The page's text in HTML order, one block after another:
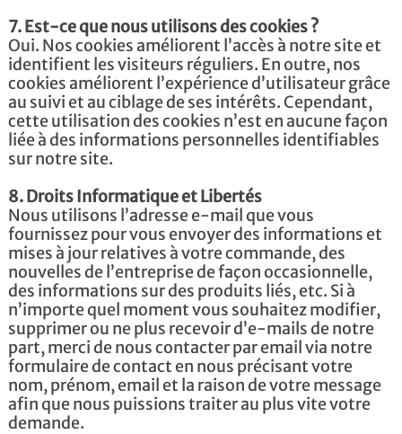
7. Est-ce que nous utilisons des cookies ?
Oui. Nos cookies améliorent l’accès à notre site et
identifient les visiteurs réguliers. En outre, nos
cookies améliorent l’expérience d’utilisateur grâce
au suivi et au ciblage de ses intérêts. Cependant,
cette utilisation des cookies n’est en aucune façon
liée à des informations personnelles identifiables
sur notre site.
8. Droits Informatique et Libertés
Nous utilisons l’adresse e-mail que vous
fournissez pour vous envoyer des informations et
mises à jour relatives à votre commande, des
nouvelles de l’entreprise de façon occasionnelle,
des informations sur des produits liés, etc. Si à
n’importe quel moment vous souhaitez modifier,
supprimer ou ne plus recevoir d’e-mails de notre
part, merci de nous contacter par email via notre
formulaire de contact en nous précisant votre
nom, prénom, email et la raison de votre message
afin que nous puissions traiter au plus vite votre
demande.